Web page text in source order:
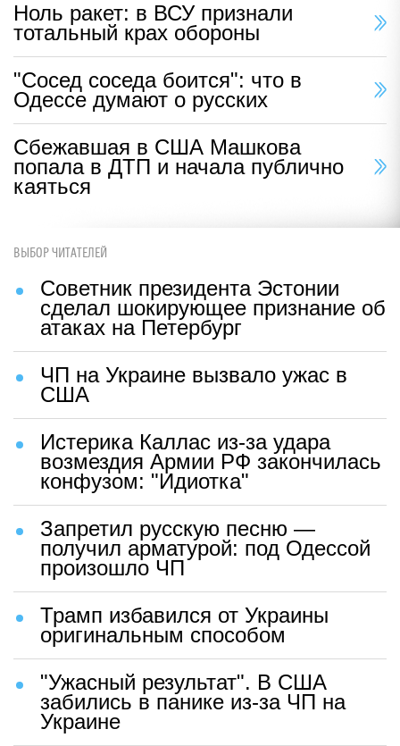
Ноль ракет: в ВСУ признали
тотальный крах обороны
"Сосед соседа боится": что в
Одессе думают о русских
Сбежавшая в США Машкова
попала в ДТП и начала публично
каяться
ВЫБОР ЧИТАТЕЛЕЙ
Советник президента Эстонии
сделал шокирующее признание об
атаках на Петербург
ЧП на Украине вызвало ужас в
США
Истерика Каллас из-за удара
возмездия Армии РФ закончилась
конфузом: "Идиотка"
Запретил русскую песню —
получил арматурой: под Одессой
произошло ЧП
Трамп избавился от Украины
оригинальным способом
"Ужасный результат". В США
забились в панике из-за ЧП на
Украине